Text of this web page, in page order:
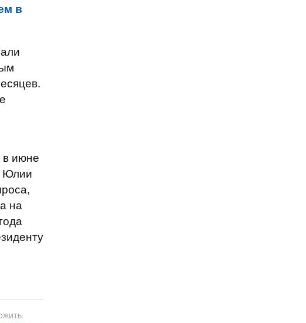
в
в июне
Юлии
на